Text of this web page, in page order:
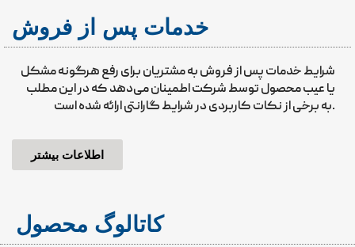
خدمات پس از فروش
شرایط خدمات پس از فروش به مشتریان برای رفع هرگونه مشکل
یا عیب محصول توسط شرکت اطمینان می‌دهد که در این مطلب
به برخی از نکات کاربردی در شرایط گارانتی ارائه شده است.
اطلاعات بیشتر
کاتالوگ محصول